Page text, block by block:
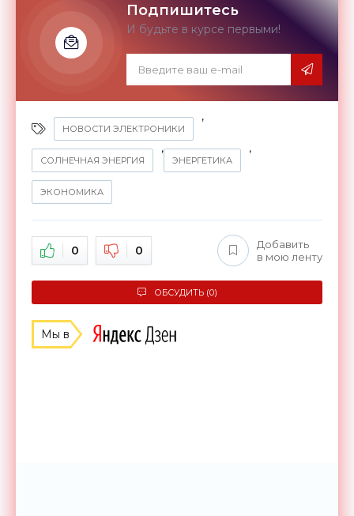
Подпишитесь
И будьте в курсе первыми!
НОВОСТИ ЭЛЕКТРОНИКИ
,
СОЛНЕЧНАЯ ЭНЕРГИЯ
,
ЭНЕРГЕТИКА
,
ЭКОНОМИКА
0 0
Добавить
в мою ленту
ОБСУДИТЬ (0)
Мы в